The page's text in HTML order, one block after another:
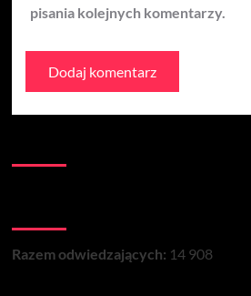
pisania kolejnych komentarzy.
Razem odwiedzających: 14 908